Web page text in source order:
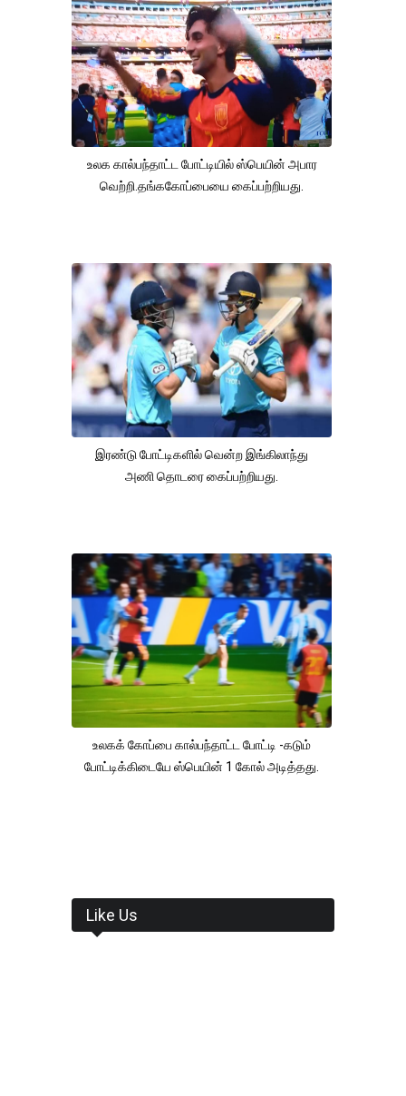
உலக கால்பந்தாட்ட போட்டியில் ஸ்பெயின் அபார
வெற்றி.தங்ககோப்பையை கைப்பற்றியது.
இரண்டு போட்டிகளில் வென்ற இங்கிலாந்து
அணி தொடரை கைப்பற்றியது.
உலகக் கோப்பை கால்பந்தாட்ட போட்டி -கடும்
போட்டிக்கிடையே ஸ்பெயின் 1 கோல் அடித்தது.
Like Us